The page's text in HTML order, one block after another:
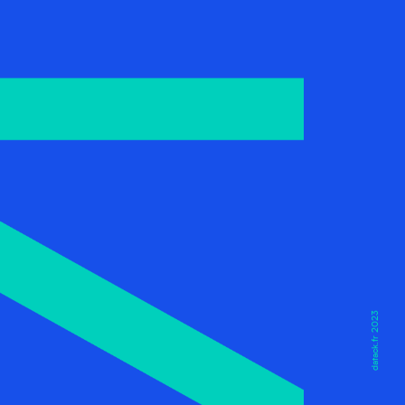
datack.fr 2023